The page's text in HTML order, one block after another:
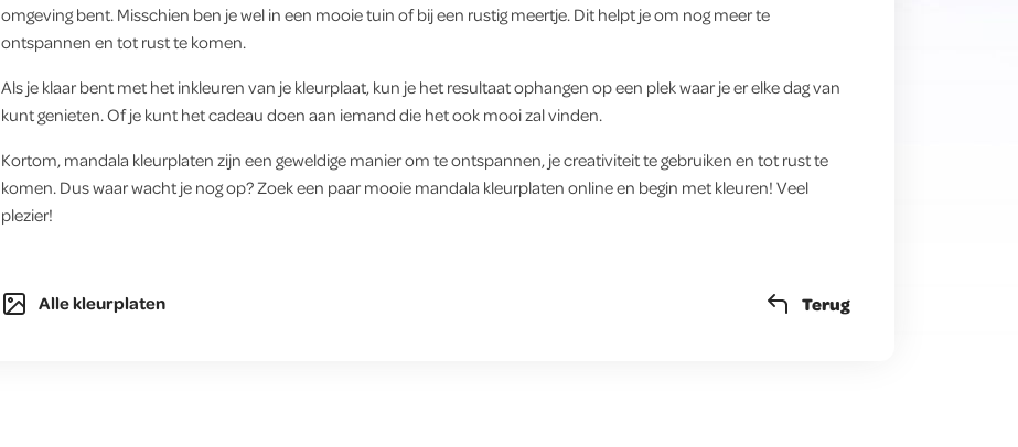
omgeving bent. Misschien ben je wel in een mooie tuin of bij een rustig meertje. Dit helpt je om nog meer te
ontspannen en tot rust te komen.
Als je klaar bent met het inkleuren van je kleurplaat, kun je het resultaat ophangen op een plek waar je er elke dag van
kunt genieten. Of je kunt het cadeau doen aan iemand die het ook mooi zal vinden.
Kortom, mandala kleurplaten zijn een geweldige manier om te ontspannen, je creativiteit te gebruiken en tot rust te
komen. Dus waar wacht je nog op? Zoek een paar mooie mandala kleurplaten online en begin met kleuren! Veel
plezier!
Terug
Alle kleurplaten